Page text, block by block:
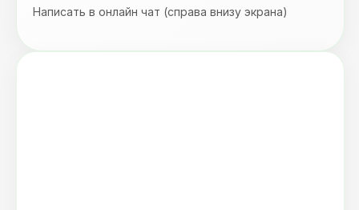
Написать в онлайн чат (справа внизу экрана)